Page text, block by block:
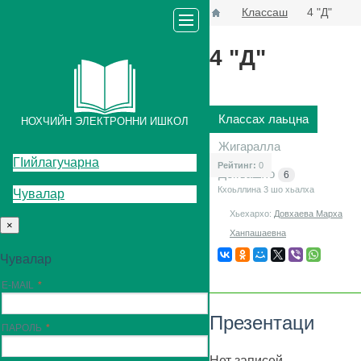
Классаш 4 "Д"
НОХЧИЙН ЭЛЕКТРОННИ ИШКОЛ
ГIийлагучарна
Чувалар
×
Чувалар
E-MAIL
ПАРОЛЬ
4 "Д"
Классах лаьцна
Жигаралла
Декъашхо
6
Рейтинг: 0
Кхоьллина 3 шо хьалха
Хьехархо: Довхаева Марха
Ханпашаевна
Презентаци